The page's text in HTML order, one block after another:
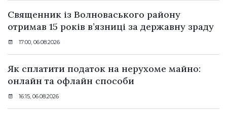
Священник із Волноваського району
отримав 15 років в’язниці за державну зраду
17:00, 06.08.2026
Як сплатити податок на нерухоме майно:
онлайн та офлайн способи
16:15, 06.08.2026